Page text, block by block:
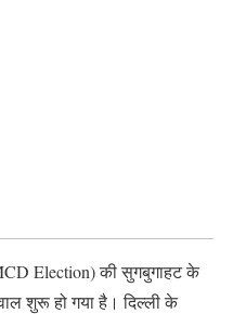
Election) की सुगबुगाहट के
शुरू हो गया है। दिल्ली के